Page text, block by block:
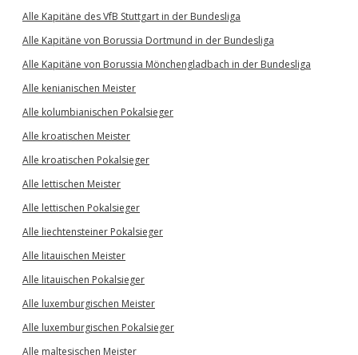
Alle Kapitäne des VfB Stuttgart in der Bundesliga
Alle Kapitäne von Borussia Dortmund in der Bundesliga
Alle Kapitäne von Borussia Mönchengladbach in der Bundesliga
Alle kenianischen Meister
Alle kolumbianischen Pokalsieger
Alle kroatischen Meister
Alle kroatischen Pokalsieger
Alle lettischen Meister
Alle lettischen Pokalsieger
Alle liechtensteiner Pokalsieger
Alle litauischen Meister
Alle litauischen Pokalsieger
Alle luxemburgischen Meister
Alle luxemburgischen Pokalsieger
Alle maltesischen Meister